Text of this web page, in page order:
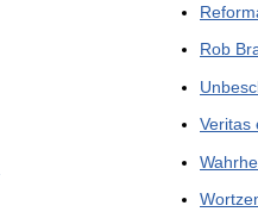
Rob
Veritas